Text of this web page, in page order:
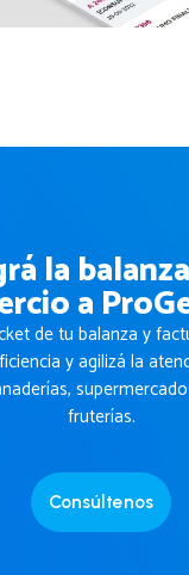
la
a
de tu balanza y
y agilizá la
fruterías.
Consúltenos